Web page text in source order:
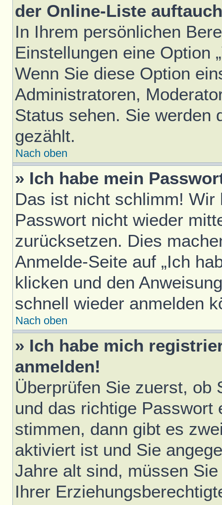
der Online-Liste
In Ihrem persönlichen
Einstellungen eine Option
Wenn Sie diese Option
Administratoren,
Status sehen. Sie werden
gezählt.
Nach oben
» Ich habe mein
Das ist nicht schlimm!
Passwort nicht wieder
zurücksetzen. Dies
Anmelde-Seite auf „Ich
klicken und den
schnell wieder anmelden
Nach oben
» Ich habe mich
anmelden!
Überprüfen Sie zuerst, ob
und das richtige Passwort
stimmen, dann gibt es
aktiviert ist und Sie
Jahre alt sind, müssen
Ihrer